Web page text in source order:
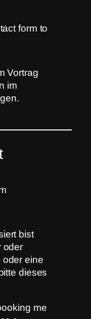
form to
bist
oder
oder eine
dieses
me